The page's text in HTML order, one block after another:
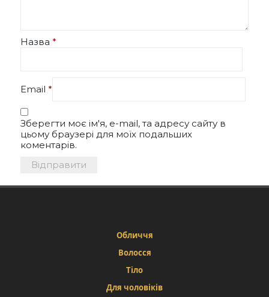
Назва *
Email *
Зберегти моє ім'я, e-mail, та адресу сайту в
цьому браузері для моїх подальших
коментарів.
Обличчя
Волосся
Тіло
Для чоловіків